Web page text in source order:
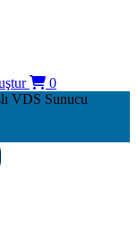
0
VDS Sunucu